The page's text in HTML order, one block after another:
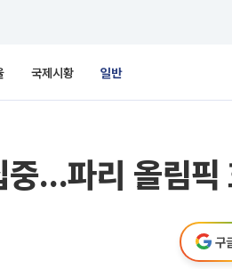
국제시황 일반
…파리 올림픽
구